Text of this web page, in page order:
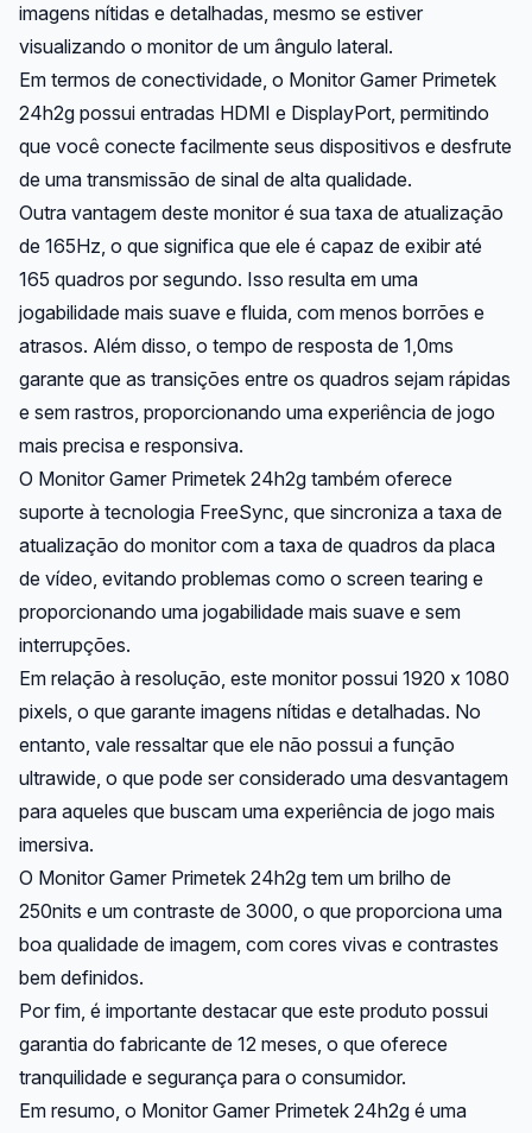
imagens nítidas e detalhadas, mesmo se estiver
visualizando o monitor de um ângulo lateral.
Em termos de conectividade, o Monitor Gamer Primetek
24h2g possui entradas HDMI e DisplayPort, permitindo
que você conecte facilmente seus dispositivos e desfrute
de uma transmissão de sinal de alta qualidade.
Outra vantagem deste monitor é sua taxa de atualização
de 165Hz, o que significa que ele é capaz de exibir até
165 quadros por segundo. Isso resulta em uma
jogabilidade mais suave e fluida, com menos borrões e
atrasos. Além disso, o tempo de resposta de 1,0ms
garante que as transições entre os quadros sejam rápidas
e sem rastros, proporcionando uma experiência de jogo
mais precisa e responsiva.
O Monitor Gamer Primetek 24h2g também oferece
suporte à tecnologia FreeSync, que sincroniza a taxa de
atualização do monitor com a taxa de quadros da placa
de vídeo, evitando problemas como o screen tearing e
proporcionando uma jogabilidade mais suave e sem
interrupções.
Em relação à resolução, este monitor possui 1920 x 1080
pixels, o que garante imagens nítidas e detalhadas. No
entanto, vale ressaltar que ele não possui a função
ultrawide, o que pode ser considerado uma desvantagem
para aqueles que buscam uma experiência de jogo mais
imersiva.
O Monitor Gamer Primetek 24h2g tem um brilho de
250nits e um contraste de 3000, o que proporciona uma
boa qualidade de imagem, com cores vivas e contrastes
bem definidos.
Por fim, é importante destacar que este produto possui
garantia do fabricante de 12 meses, o que oferece
tranquilidade e segurança para o consumidor.
Em resumo, o Monitor Gamer Primetek 24h2g é uma